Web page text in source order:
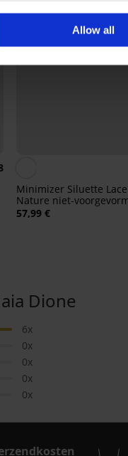
Allow all
Minimizer Siluette Lace
Nature niet-
57,99 €
Dione
6x
0x
0x
0x
0x